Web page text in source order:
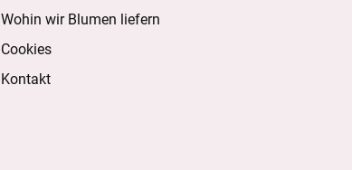
Wohin wir Blumen liefern
Cookies
Kontakt